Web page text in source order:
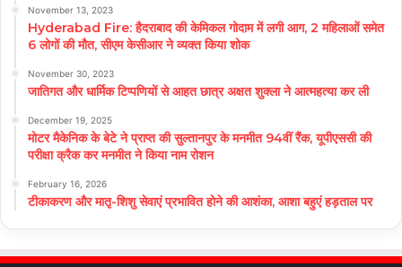
November 13, 2023
Hyderabad Fire: हैदराबाद की केमिकल गोदाम में लगी आग, 2 महिलाओं समेत
6 लोगों की मौत, सीएम केसीआर ने व्यक्त किया शोक
November 30, 2023
जातिगत और धार्मिक टिप्पणियों से आहत छात्र अक्षत शुक्ला ने आत्महत्या कर ली
December 19, 2025
मोटर मैकेनिक के बेटे ने प्राप्त की सुल्तानपुर के मनमीत 94वीं रैंक, यूपीएससी की
परीक्षा क्रैक कर मनमीत ने किया नाम रोशन
February 16, 2026
टीकाकरण और मातृ-शिशु सेवाएं प्रभावित होने की आशंका, आशा बहुएं हड़ताल पर